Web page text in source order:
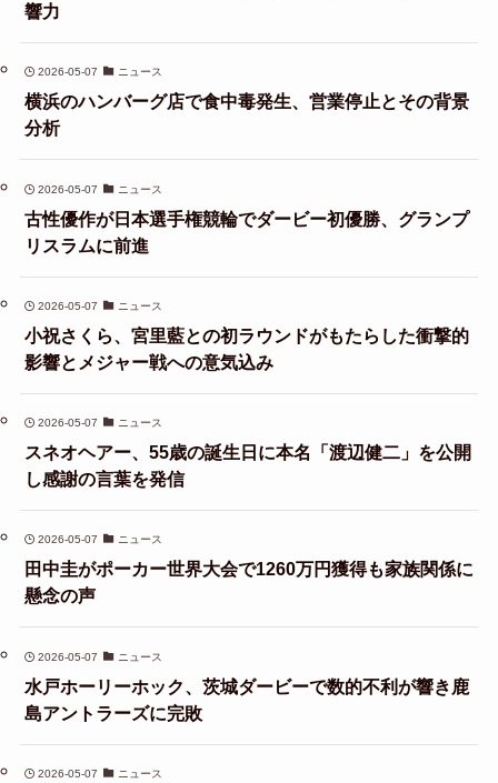
響力
2026-05-07 ニュース
横浜のハンバーグ店で食中毒発生、営業停止とその背景
分析
2026-05-07 ニュース
古性優作が日本選手権競輪でダービー初優勝、グランプ
リスラムに前進
2026-05-07 ニュース
小祝さくら、宮里藍との初ラウンドがもたらした衝撃的
影響とメジャー戦への意気込み
2026-05-07 ニュース
スネオヘアー、55歳の誕生日に本名「渡辺健二」を公開
し感謝の言葉を発信
2026-05-07 ニュース
田中圭がポーカー世界大会で1260万円獲得も家族関係に
懸念の声
2026-05-07 ニュース
水戸ホーリーホック、茨城ダービーで数的不利が響き鹿
島アントラーズに完敗
2026-05-07 ニュース